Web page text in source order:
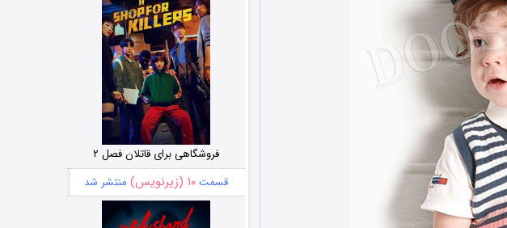
فروشگاهی برای قاتلان فصل ۲
قسمت۱۰ (زیرنویس) منتشر شد